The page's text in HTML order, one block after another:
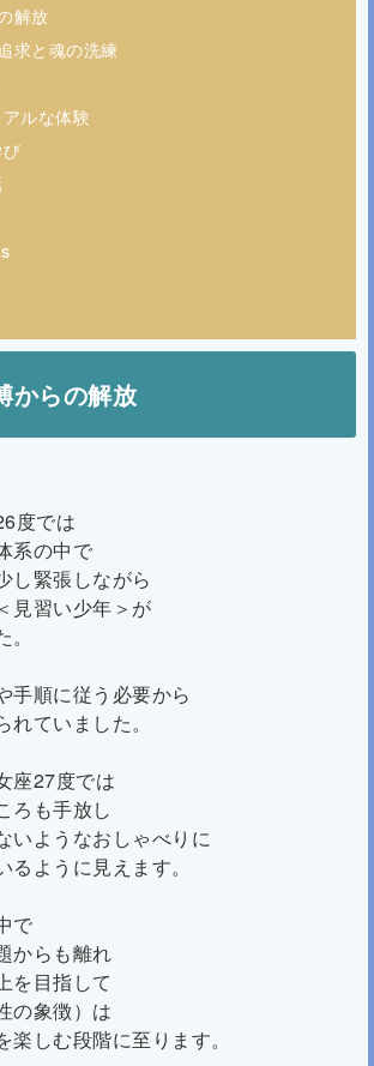
解放
求と魂の洗練
ルな体験
からの解放
度では
系の中で
し緊張しながら
見習い少年＞が
手順に従う必要から
ていました。
座27度では
ろも手放し
いようなおしゃべりに
ように見えます。
で
からも離れ
を目指して
の象徴）は
しむ段階に至ります。